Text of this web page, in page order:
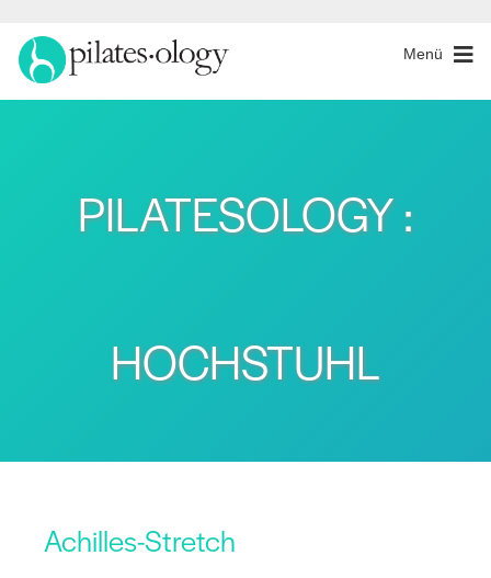
Menü
PILATESOLOGY :
HOCHSTUHL
Achilles-Stretch